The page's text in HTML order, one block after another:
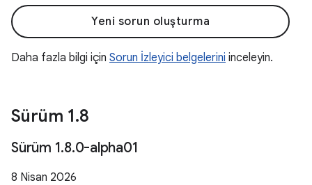
Yeni sorun oluşturma
Daha fazla bilgi için Sorun İzleyici belgelerini inceleyin.
Sürüm 1.8
Sürüm 1.8.0-alpha01
8 Nisan 2026